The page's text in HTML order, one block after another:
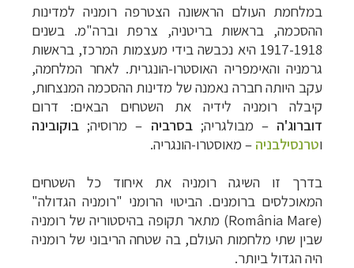
במלחמת העולם הראשונה הצטרפה רומניה למדינות
ההסכמה, בראשות בריטניה, צרפת וברה"מ. בשנים
1917-1918 היא נכבשה בידי מעצמות המרכז, בראשות
גרמניה והאימפריה האוסטרו-הונגרית. לאחר המלחמה,
עקב היותה חברה נאמנה של מדינות ההסכמה המנצחות,
קיבלה רומניה לידיה את השטחים הבאים: דרום
דוברוג'ה – מבולגריה;בסרביה –מרוסיה; בוקובינה
וטרנסילבניה – מאוסטרו-הונגריה.
בדרך זו השיגה רומניה את איחוד כל השטחים
המאוכלסים ברומנים. הביטוי הרומני "רומניה הגדולה"
(
România Mare) מתאר תקופה בהיסטוריה של רומניה
שבין שתי מלחמות העולם, בה שטחה הריבוני של רומניה
היה הגדול ביותר.